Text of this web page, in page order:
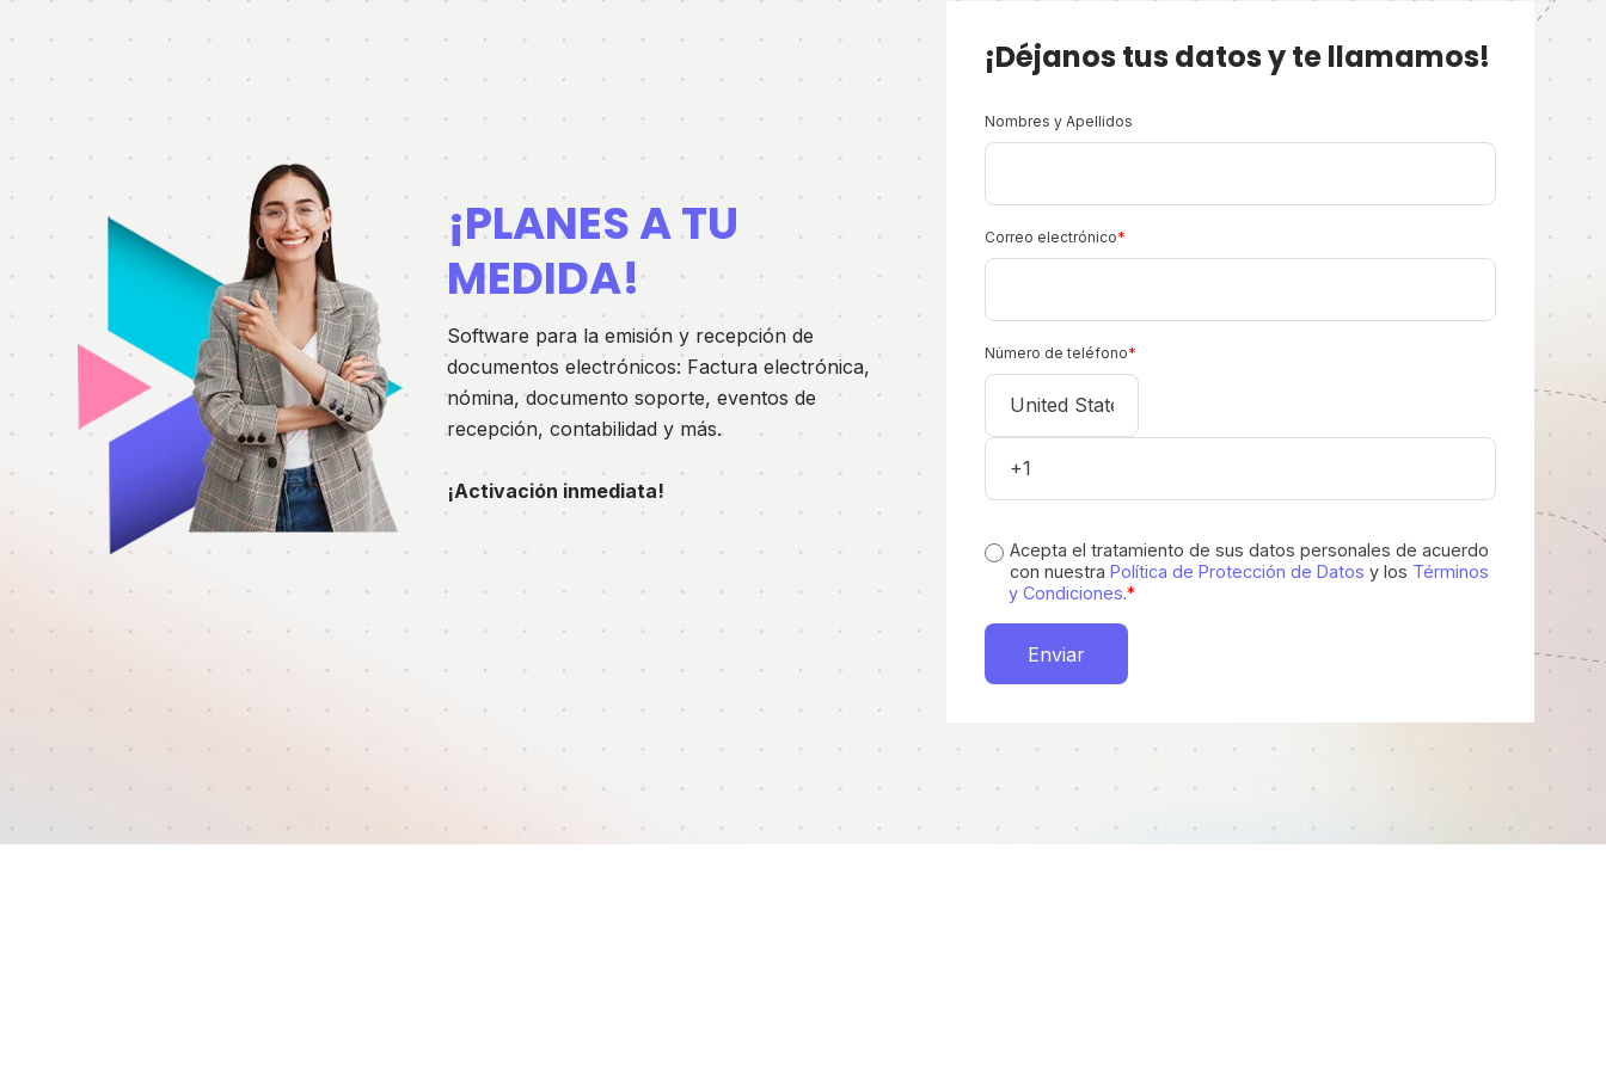
¡PLANES A TU
MEDIDA!
Software para la emisión y recepción de
documentos electrónicos: Factura electrónica,
nómina, documento soporte, eventos de
recepción, contabilidad y más.
¡Activación inmediata!
¡Déjanos tus datos y te llamamos!
Nombres y Apellidos
Correo electrónico*
Número de teléfono*
Acepta el tratamiento de sus datos personales de acuerdo
con nuestraPolítica de Protección de Datosy los Términos
y Condiciones.*